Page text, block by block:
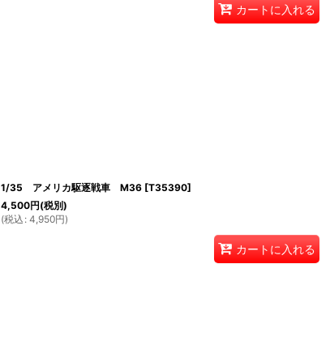
カートに入れる
1/35 アメリカ駆逐戦車 M36 [T35390]
4,500円(税別)
(税込 : 4,950円)
カートに入れる